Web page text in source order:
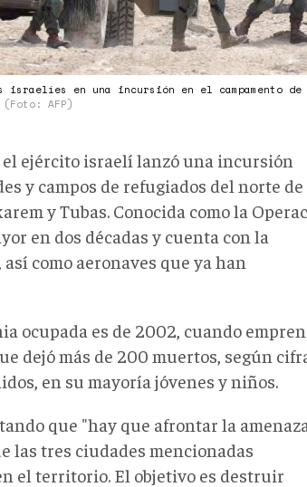
israelíes en una incursión en el campamento
(Foto: AFP)
el ejército israelí lanzó una incursión
y campos de refugiados del norte de
y Tubas. Conocida como la
en dos décadas y cuenta con la
como aeronaves que ya han
ocupada es de 2002, cuando
dejó más de 200 muertos, según
en su mayoría jóvenes y niños.
que "hay que afrontar la
las tres ciudades mencionadas
el territorio. El objetivo es destruir